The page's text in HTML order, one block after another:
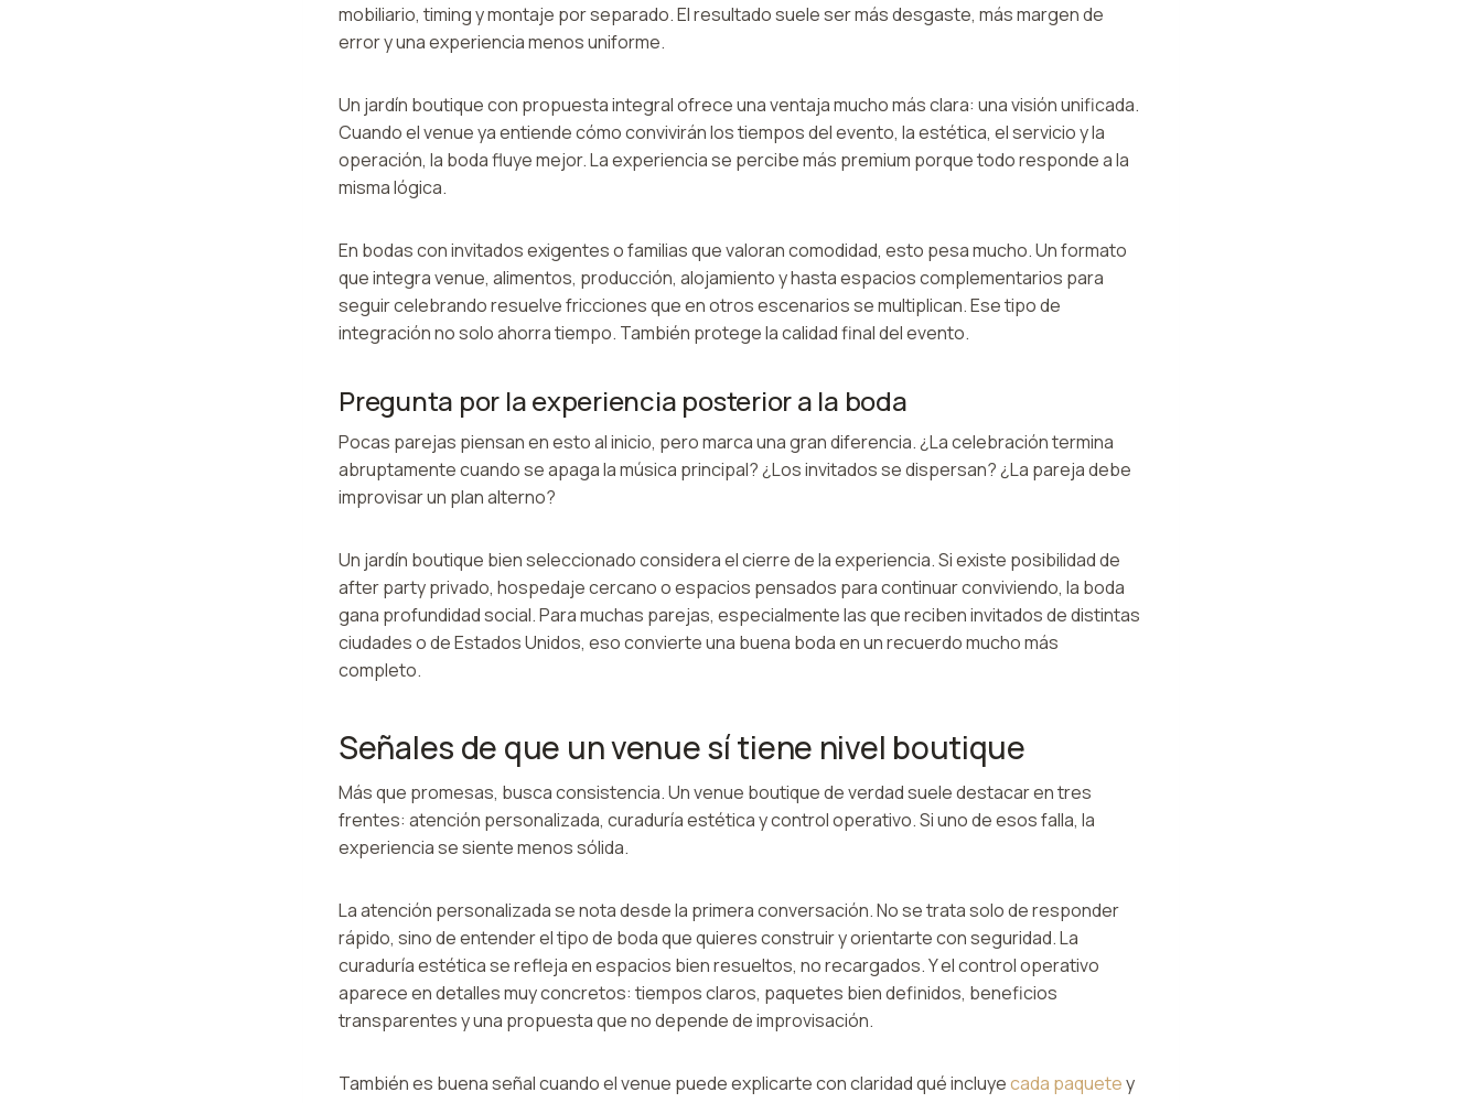
mobiliario, timing y montaje por separado. El resultado suele ser más desgaste, más margen de
error y una experiencia menos uniforme.
Un jardín boutique con propuesta integral ofrece una ventaja mucho más clara: una visión unificada.
Cuando el venue ya entiende cómo convivirán los tiempos del evento, la estética, el servicio y la
operación, la boda fluye mejor. La experiencia se percibe más premium porque todo responde a la
misma lógica.
En bodas con invitados exigentes o familias que valoran comodidad, esto pesa mucho. Un formato
que integra venue, alimentos, producción, alojamiento y hasta espacios complementarios para
seguir celebrando resuelve fricciones que en otros escenarios se multiplican. Ese tipo de
integración no solo ahorra tiempo. También protege la calidad final del evento.
Pregunta por la experiencia posterior a la boda
Pocas parejas piensan en esto al inicio, pero marca una gran diferencia. ¿La celebración termina
abruptamente cuando se apaga la música principal? ¿Los invitados se dispersan? ¿La pareja debe
improvisar un plan alterno?
Un jardín boutique bien seleccionado considera el cierre de la experiencia. Si existe posibilidad de
after party privado, hospedaje cercano o espacios pensados para continuar conviviendo, la boda
gana profundidad social. Para muchas parejas, especialmente las que reciben invitados de distintas
ciudades o de Estados Unidos, eso convierte una buena boda en un recuerdo mucho más
completo.
Señales de que un venue sí tiene nivel boutique
Más que promesas, busca consistencia. Un venue boutique de verdad suele destacar en tres
frentes: atención personalizada, curaduría estética y control operativo. Si uno de esos falla, la
experiencia se siente menos sólida.
La atención personalizada se nota desde la primera conversación. No se trata solo de responder
rápido, sino de entender el tipo de boda que quieres construir y orientarte con seguridad. La
curaduría estética se refleja en espacios bien resueltos, no recargados. Y el control operativo
aparece en detalles muy concretos: tiempos claros, paquetes bien definidos, beneficios
transparentes y una propuesta que no depende de improvisación.
También es buena señal cuando el venue puede explicarte con claridad qué incluyecada paquetey